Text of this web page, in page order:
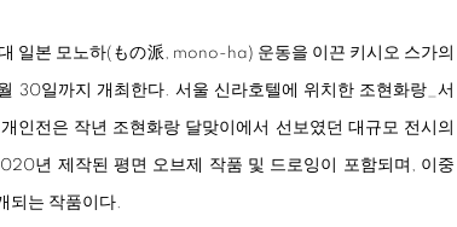
일본 모노하( もの派, mono-ha) 운동을 이끈 키시오 스가의
30일까지 개최한다. 서울 신라호텔에 위치한 조현화랑_서
인전은 작년 조현화랑 달맞이에서 선보였던 대규모 전시의
년 제작된 평면 오브제 작품 및 드로잉이 포함되며, 이중
되는 작품이다.